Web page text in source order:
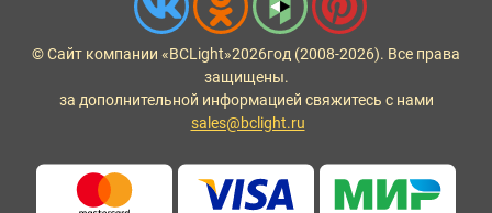
© Сайт компании «BCLight»2026год (2008-2026). Все права
защищены.
за дополнительной информацией свяжитесь с нами
sales@bclight.ru